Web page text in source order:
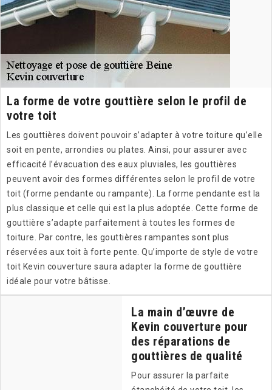
La forme de votre gouttière selon le profil de
votre toit
Les gouttières doivent pouvoir s’adapter à votre toiture qu’elle
soit en pente, arrondies ou plates. Ainsi, pour assurer avec
efficacité l’évacuation des eaux pluviales, les gouttières
peuvent avoir des formes différentes selon le profil de votre
toit (forme pendante ou rampante). La forme pendante est la
plus classique et celle qui est la plus adoptée. Cette forme de
gouttière s’adapte parfaitement à toutes les formes de
toiture. Par contre, les gouttières rampantes sont plus
réservées aux toit à forte pente. Qu’importe de style de votre
toit Kevin couverture saura adapter la forme de gouttière
idéale pour votre bâtisse.
La main d’œuvre de
Kevin couverture pour
des réparations de
gouttières de qualité
Pour assurer la parfaite